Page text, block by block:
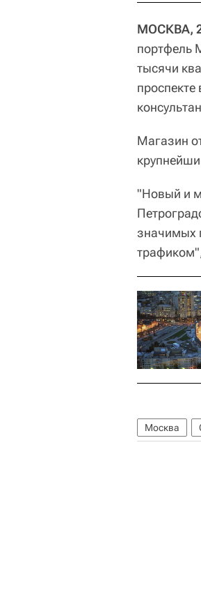
МОСКВА,
портфель
тысячи
Магазин
"Новый и
значимых
Москва